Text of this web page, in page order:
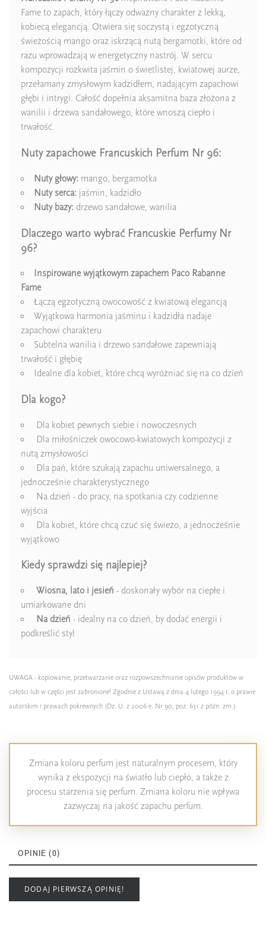
Fame to zapach, który łączy odważny charakter z lekką,
kobiecą elegancją. Otwiera się soczystą i egzotyczną
świeżością mango oraz iskrzącą nutą bergamotki, które od
razu wprowadzają w energetyczny nastrój. W sercu
kompozycji rozkwita jaśmin o świetlistej, kwiatowej aurze,
przełamany zmysłowym kadzidłem, nadającym zapachowi
głębi i intrygi. Całość dopełnia aksamitna baza złożona z
wanilii i drzewa sandałowego, które wnoszą ciepło i
trwałość.
Nuty zapachowe Francuskich Perfum Nr 96:
Nuty głowy: mango, bergamotka
Nuty serca: jaśmin, kadzidło
Nuty bazy: drzewo sandałowe, wanilia
Dlaczego warto wybrać Francuskie Perfumy Nr
96?
Inspirowane wyjątkowym zapachem Paco Rabanne
Fame
Łączą egzotyczną owocowość z kwiatową elegancją
Wyjątkowa harmonia jaśminu i kadzidła nadaje
zapachowi charakteru
Subtelna wanilia i drzewo sandałowe zapewniają
trwałość i głębię
Idealne dla kobiet, które chcą wyróżniać się na co dzień
Dla kogo?
Dla kobiet pewnych siebie i nowoczesnych
Dla miłośniczek owocowo-kwiatowych kompozycji z
nutą zmysłowości
Dla pań, które szukają zapachu uniwersalnego, a
jednocześnie charakterystycznego
Na dzień - do pracy, na spotkania czy codzienne
wyjścia
Dla kobiet, które chcą czuć się świeżo, a jednocześnie
wyjątkowo
Kiedy sprawdzi się najlepiej?
Wiosna, lato i jesień - doskonały wybór na ciepłe i
umiarkowane dni
Na dzień - idealny na co dzień, by dodać energii i
podkreślić styl
UWAGA - kopiowanie, przetwarzanie oraz rozpowszechnianie opisów produktów w
całości lub w części jest zabronione! Zgodnie z Ustawą z dnia 4 lutego 1994 r. o prawie
autorskim i prawach pokrewnych (Dz. U. z 2006 e. Nr 90, poz. 631 z późn. zm.)
Zmiana koloru perfum jest naturalnym procesem, który
wynika z ekspozycji na światło lub ciepło, a także z
procesu starzenia się perfum. Zmiana koloru nie wpływa
zazwyczaj na jakość zapachu perfum.
Typ Zapachu Owocowe
Pora Roku Lato
Pora Roku Zima
Pora Roku Wiosna
Pora Roku Jesień
Nuty Głowy
Nuty Serca
Nuty Serca kadzidło
Nuty Bazy wanilia
Nuty Bazy
Dla Kogo
Ean13 5906826202435
OPINIE (0)
DODAJ PIERWSZĄ OPINIĘ!